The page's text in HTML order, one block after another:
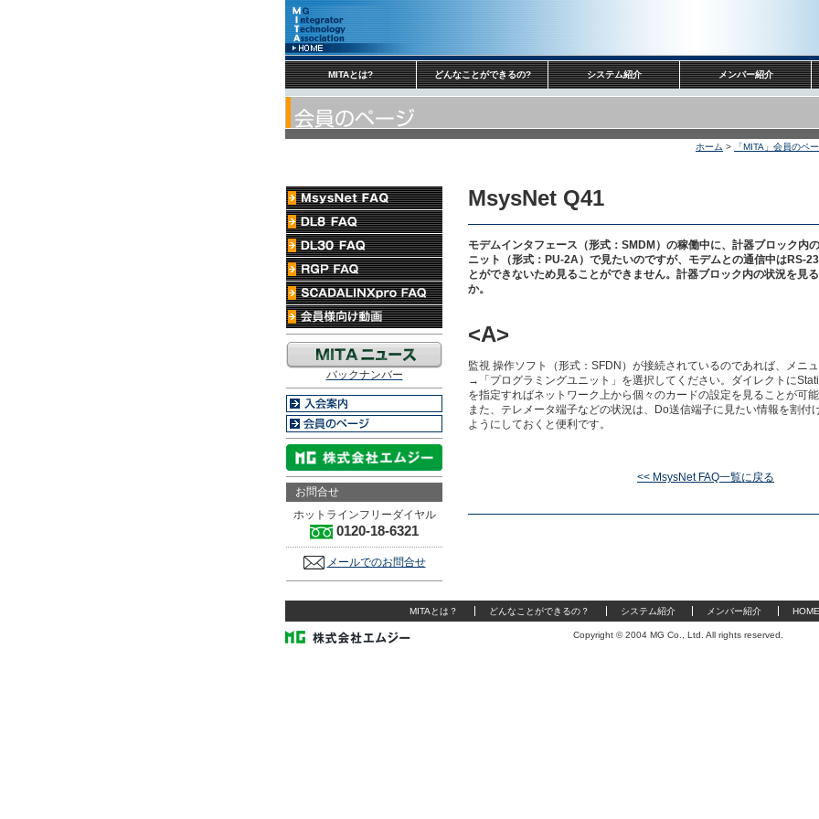
MITAとは? どんなことができるの? システム紹介 メンバー紹介
ホーム > 「MITA」会員のペ
バックナンバー
お問合せ
ホットラインフリーダイヤル
0120-18-6321
メールでのお問合せ
MsysNet Q41
モデムインタフェース（形式：SMDM）の稼働中に、計器ブロック内
ニット（形式：PU-2A）で見たいのですが、モデムとの通信中はRS-
とができないため見ることができません。計器ブロック内の状況を見
か。
<A>
監視 操作ソフト（形式：SFDN）が接続されているのであれば、メニュ
→「プログラミングユニット」を選択してください。ダイレクトに
を指定すればネットワーク上から個々のカードの設定を見ることが可能
また、テレメータ端子などの状況は、Do送信端子に見たい情報を割付
ようにしておくと便利です。
<< MsysNet FAQ一覧に戻る
MITAとは？ どんなことができるの？ システム紹介 メンバー紹介 HOME
Copyright © 2004 MG Co., Ltd. All rights reserved.